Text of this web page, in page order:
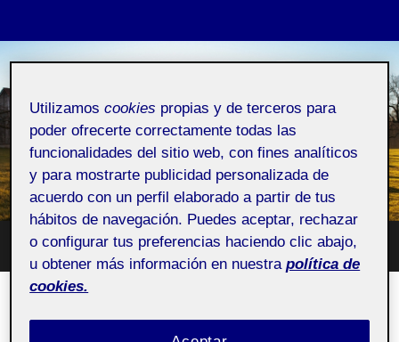
ANGEL MARTÍNEZ
GARCÍA
Espacio Personal
Alternar
el
menú
el
Página prueba
Utilizamoscookies propias y de terceros para
poder ofrecerte correctamente todas las
funcionalidades del sitio web, con fines analíticos
y para mostrarte publicidad personalizada de
acuerdo con un perfil elaborado a partir de tus
hábitos de navegación. Puedes aceptar, rechazar
o configurar tus preferencias haciendo clic abajo,
u obtener más información en nuestra política de
cookies.